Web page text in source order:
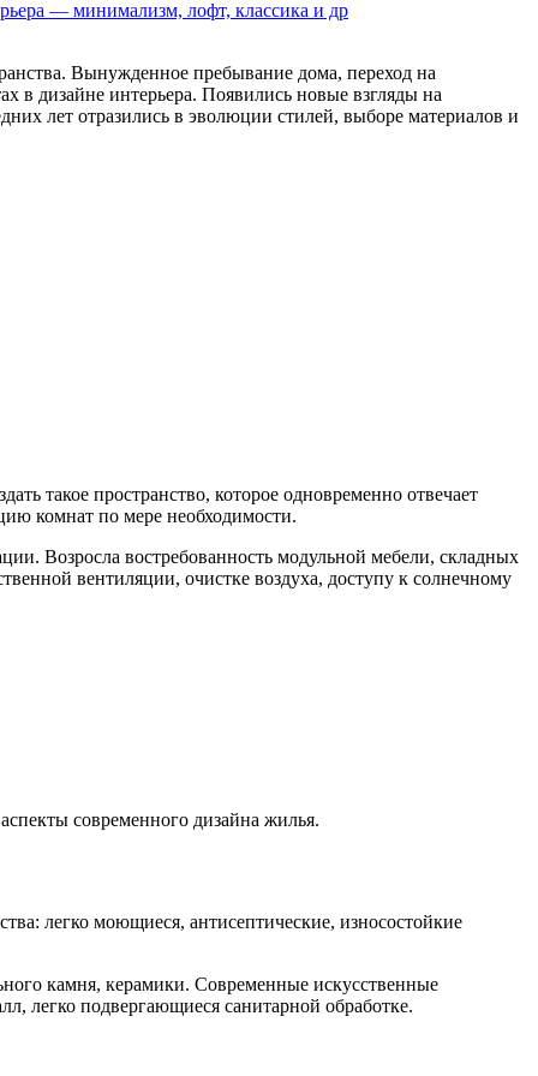
— минимализм, лофт, классика и др
Вынужденное пребывание дома, переход на
в дизайне интерьера. Появились новые взгляды на
лет отразились в эволюции стилей, выборе материалов и
такое пространство, которое одновременно отвечает
комнат по мере необходимости.
Возросла востребованность модульной мебели, складных
вентиляции, очистке воздуха, доступу к солнечному
современного дизайна жилья.
легко моющиеся, антисептические, износостойкие
камня, керамики. Современные искусственные
легко подвергающиеся санитарной обработке.